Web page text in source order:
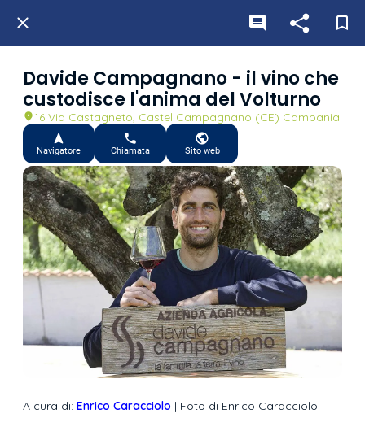
Davide Campagnano - il vino che
custodisce l'anima del Volturno
16 Via Castagneto, Castel Campagnano (CE) Campania
Navigatore Chiamata Sito web
A cura di: Enrico Caracciolo | Foto di Enrico Caracciolo